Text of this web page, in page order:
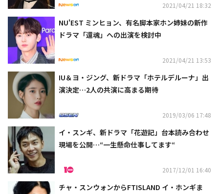
2021/04/21 18:32
NU'EST ミンヒョン、有名脚本家ホン姉妹の新作
ドラマ「還魂」への出演を検討中
2021/04/21 13:53
IU＆ヨ・ジング、新ドラマ「ホテルデルーナ」出
演決定…2人の共演に高まる期待
2019/03/06 17:48
イ・スンギ、新ドラマ「花遊記」台本読み合わせ
現場を公開…“一生懸命仕事してます“
2017/12/01 16:40
チャ・スンウォンからFTISLAND イ・ホンギま